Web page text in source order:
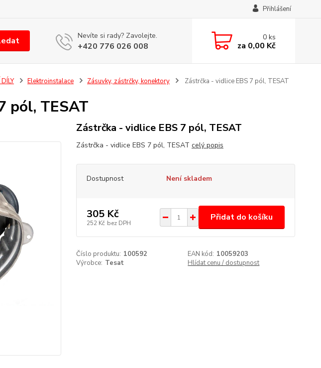
Přihlášení
Nevíte si rady? Zavolejte.
+420 776 026 008
0ks
za 0,00 Kč
Elektroinstalace Zásuvky, zástrčky, konektory Zástrčka - vidlice EBS 7 pól, TESAT
pól, TESAT
Zástrčka - vidlice EBS 7 pól, TESAT
Zástrčka - vidlice EBS 7 pól, TESAT celý popis
Dostupnost Není skladem
305 Kč
252 Kč bez DPH
Přidat do košíku
Číslo produktu: 100592 EAN kód: 10059203
Výrobce: Tesat Hlídat cenu / dostupnost